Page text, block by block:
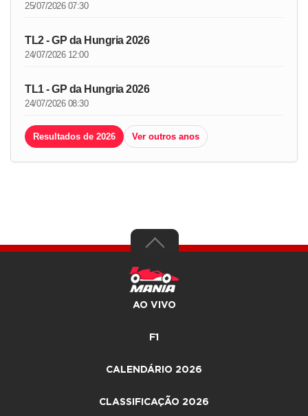
25/07/2026 07:30
TL2 - GP da Hungria 2026
24/07/2026 12:00
TL1 - GP da Hungria 2026
24/07/2026 08:30
Resultados de 2026 Ver outros anos
AO VIVO
F1
CALENDÁRIO 2026
CLASSIFICAÇÃO 2026